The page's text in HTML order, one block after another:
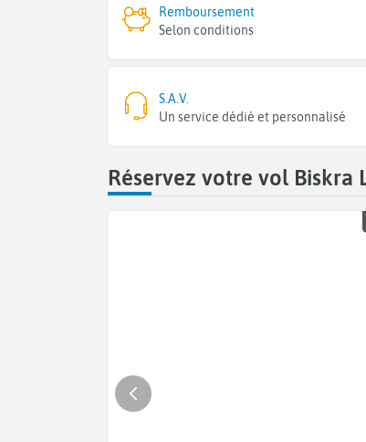
Remboursement
Selon conditions
S.A.V.
Un service dédié et personnalisé
Réservez votre vol Biskra